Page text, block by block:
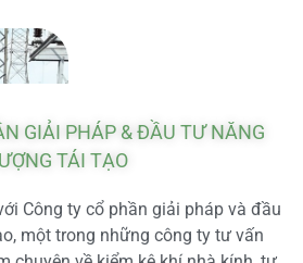
GIẢI PHÁP & ĐẦU TƯ NĂNG
TÁI TẠO
Công ty cổ phần giải pháp và đầu
một trong những công ty tư vấn